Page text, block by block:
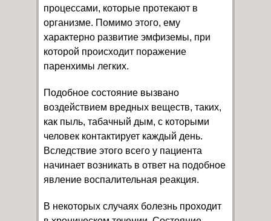
процессами, которые протекают в
организме. Помимо этого, ему
характерно развитие эмфиземы, при
которой происходит поражение
паренхимы легких.
Подобное состояние вызвано
воздействием вредных веществ, таких,
как пыль, табачный дым, с которыми
человек контактирует каждый день.
Вследствие этого всего у пациента
начинает возникать в ответ на подобное
явление воспалительная реакция.
В некоторых случаях болезнь проходит